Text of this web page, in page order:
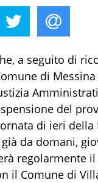
a seguito di
di
del
di ieri della
da domani,
regolarmente
il Comune di